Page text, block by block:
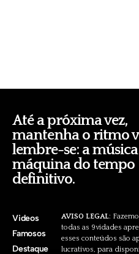
Até a próxima vez,
mantenha o ritmo
lembre-se: a música
máquina do tempo
definitivo.
Videos
Famosos
Destaque
AVISO LEGAL:
todas as 9vidades
esses conteúdos são
lucrativos, para